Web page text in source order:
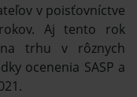
v poisťovníctve
Aj tento rok
na trhu v rôznych
ocenenia SASP a